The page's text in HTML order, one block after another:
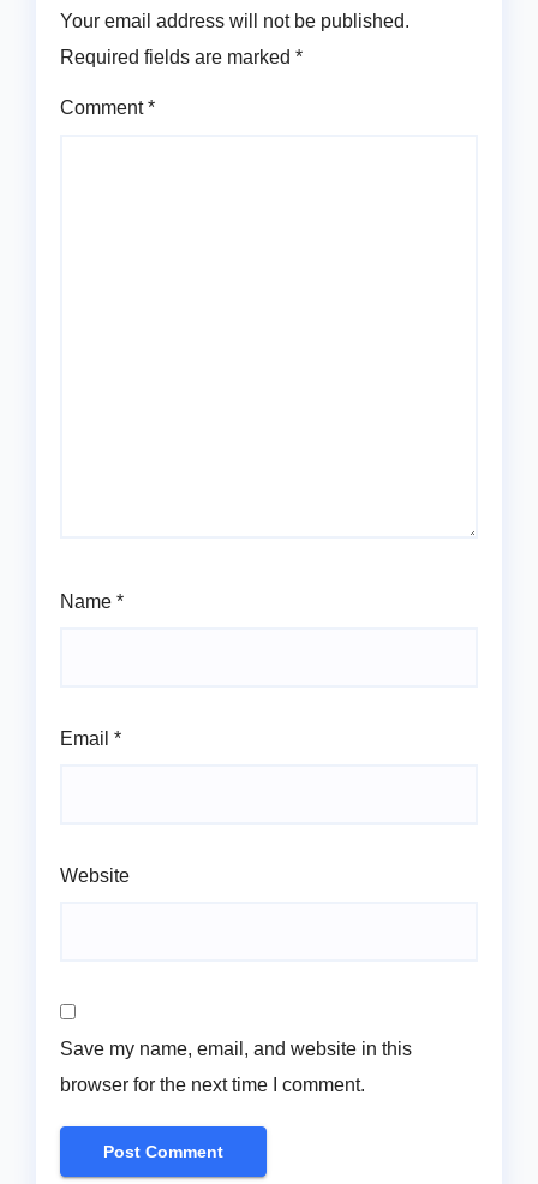
Your email address will not be published.
Required fields are marked *
Comment*
Name *
Email *
Website
Save my name, email, and website in this
browser for the next time I comment.